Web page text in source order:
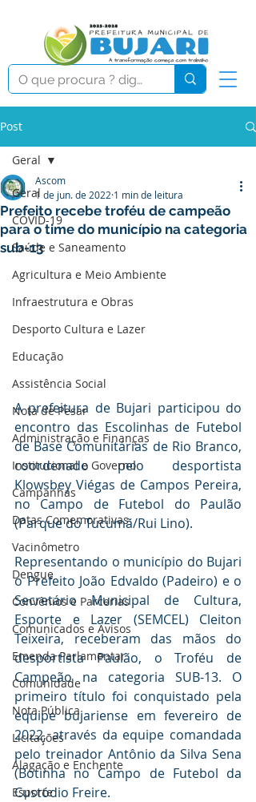
Post
Geral
COVID-19
Saúde e Saneamento
Agricultura e Meio Ambiente
Infraestrutura e Obras
Desporto Cultura e Lazer
Educação
Assistência Social
Nota de Pesar
Administração e Finanças
Institucional e Governo
Campanhas
Datas Comemorativas
Vacinômetro
Dengue
Convênios e Parcerias
Comunicados e Avisos
Emenda Parlamentar
Comunidade
Nota Pública
Licitações
Alagação e Enchente
Esporte
Geral
Prefeito recebe troféu de campeão
para o time do município na categoria
sub-13
Ascom
1 de jun. de 2022 1 min de leitura
A prefeitura de Bujari participou do
encontro das Escolinhas de Futebol
de Base Comunitárias de Rio Branco,
coordenado pelo desportista
Klowsbey Viégas de Campos Pereira,
no Campo de Futebol do Paulão
(Parque do Tucumã/Rui Lino).
Representando o município do Bujari
o Prefeito João Edvaldo (Padeiro) e o
Secretário Municipal de Cultura,
Esporte e Lazer (SEMCEL) Cleiton
Teixeira, receberam das mãos do
desportista Paulão, o Troféu de
Campeão na categoria SUB-13. O
primeiro título foi conquistado pela
equipe bujariense em fevereiro de
2022, através da equipe comandada
pelo treinador Antônio da Silva Sena
(Botinha no Campo de Futebol da
Custódio Freire.